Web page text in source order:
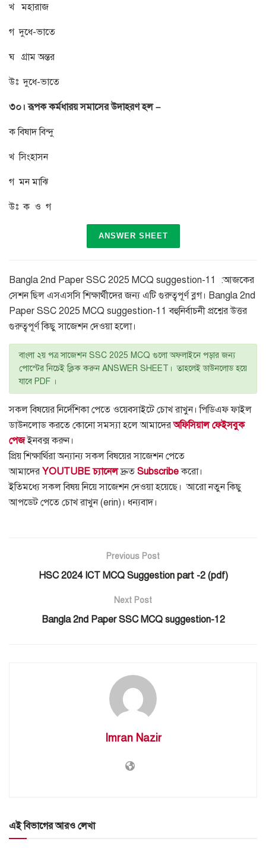
খ মহারাজ
গ দুধে-ভাতে
ঘ গ্রাম অন্তর
উঃ দুধে-ভাতে
৩০। রূপক কর্মধারয় সমাসের উদাহরণ হল –
ক বিষাদ বিন্দু
খ সিংহাসন
গ মন মাঝি
উঃ ক ও গ
ANSWER SHEET
Bangla 2nd Paper SSC 2025 MCQ suggestion-11 :আজকের
সেশন ছিল এসএসসি শিক্ষার্থীদের জন্য এটি গুরুত্বপূর্ণ ব্লগ। Bangla 2nd
Paper SSC 2025 MCQ suggestion-11 বহুনির্বাচনী প্রশ্নের উত্তর
গুরুত্বপূর্ণ কিছু সাজেশন দেওয়া হলো।
বাংলা ২য় পত্র সাজেশন SSC 2025 MCQ গুলো অফলাইনে পড়ার জন্য
পোস্টের নিচেই ক্লিক করুন ANSWER SHEET। তাহলেই ডাউনলোড হয়ে
যাবে PDF ।
সকল বিষয়ের নির্দেশিকা পেতে ওয়েবসাইটে চোখ রাখুন। পিডিএফ ফাইল
ডাউনলোড করতে কোনো সমস্যা হলে আমাদেরঅফিসিয়াল ফেইসবুক
পেজইনবক্স করুন।
প্রিয় শিক্ষার্থিরা অন্যান্য সকল বিষয়ের সাজেশন পেতে
আমাদের YOUTUBE চ্যানেল দ্রুত Subscribeকরো।
ইতিমধ্যে সকল বিষয় নিয়ে সাজেশন দেওয়া হয়েছে। আরো নতুন কিছু
আপডেট পেতে চোখ রাখুন (erin)। ধন্যবাদ।
Previous Post
HSC 2024 ICT MCQ Suggestion part -2 (pdf)
Next Post
Bangla 2nd Paper SSC MCQ suggestion-12
Imran Nazir
এই বিভাগের আরও লেখা